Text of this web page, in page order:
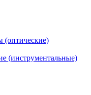
(оптические)
(инструментальные)